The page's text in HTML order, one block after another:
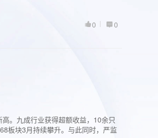
0
0
。九成行业获得超额收益，10余只
板块3月持续攀升。与此同时，严监